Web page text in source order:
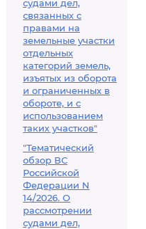
судами дел,
связанных с
правами на
земельные участки
отдельных
категорий земель,
изъятых из оборота
и ограниченных в
обороте, и с
использованием
таких участков"
"Тематический
обзор ВС
Российской
Федерации N
14/2026. О
рассмотрении
судами дел,